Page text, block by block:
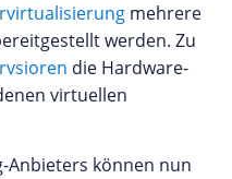
mehrere
werden. Zu
die Hardware-
virtuellen
Anbieters können nun